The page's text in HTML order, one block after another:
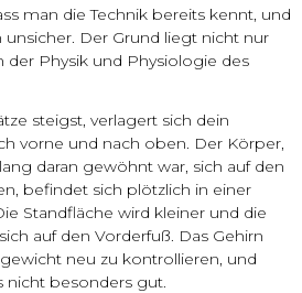
man die Technik bereits kennt, und
Der Grund liegt nicht nur
der Physik und Physiologie des
steigst, verlagert sich dein
vorne und nach oben. Der Körper,
daran gewöhnt war, sich auf den
befindet sich plötzlich in einer
Standfläche wird kleiner und die
auf den Vorderfuß. Das Gehirn
neu zu kontrollieren, und
nicht besonders gut.